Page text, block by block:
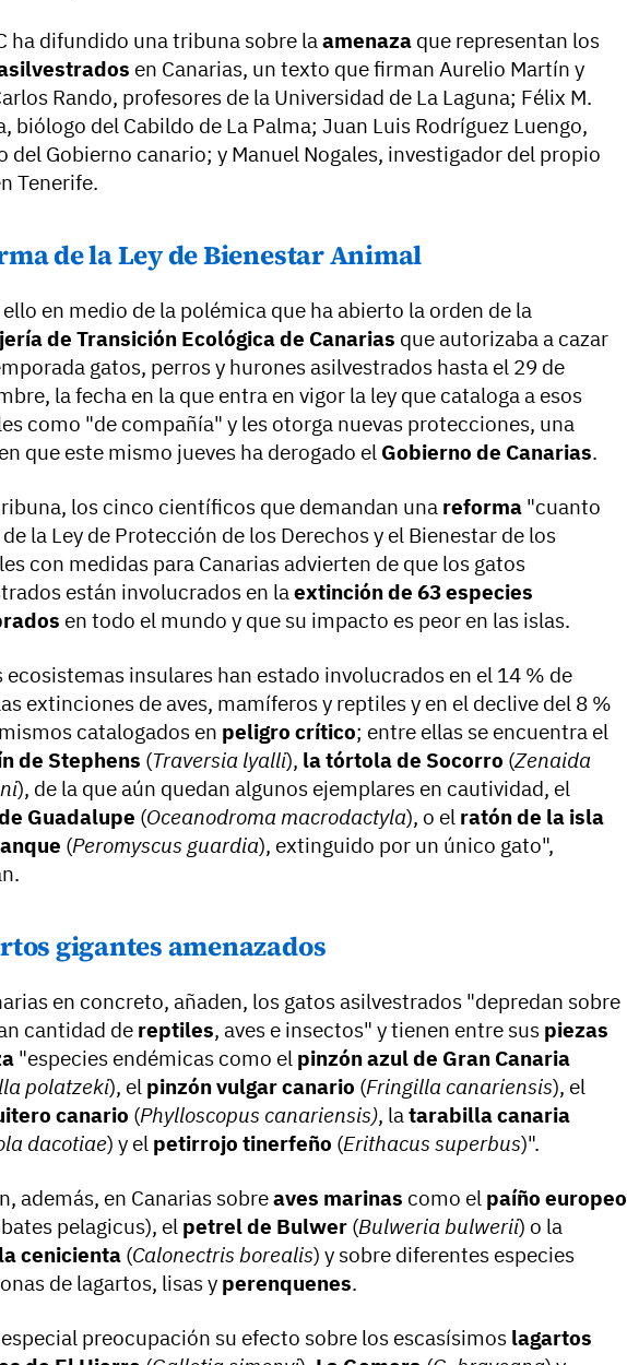
ha difundido una tribuna sobre la amenaza que representan los
en Canarias, un texto que firman Aurelio Martín y
Rando, profesores de la Universidad de La Laguna; Félix M.
biólogo del Cabildo de La Palma; Juan Luis Rodríguez Luengo,
del Gobierno canario; y Manuel Nogales, investigador del propio
Tenerife.
de la Ley de Bienestar Animal
en medio de la polémica que ha abierto la orden de la
de Transición Ecológica de Canarias que autorizaba a cazar
gatos, perros y hurones asilvestrados hasta el 29 de
la fecha en la que entra en vigor la ley que cataloga a esos
como "de compañía" y les otorga nuevas protecciones, una
que este mismo jueves ha derogado el Gobierno de Canarias.
los cinco científicos que demandan una reforma "cuanto
la Ley de Protección de los Derechos y el Bienestar de los
con medidas para Canarias advierten de que los gatos
están involucrados en la extinción de 63 especies
en todo el mundo y que su impacto es peor en las islas.
ecosistemas insulares han estado involucrados en el 14 % de
extinciones de aves, mamíferos y reptiles y en el declive del 8 %
catalogados en peligro crítico; entre ellas se encuentra el
de Stephens (Traversia lyalli), la tórtola de Socorro (Zenaida
), de la que aún quedan algunos ejemplares en cautividad, el
Guadalupe (Oceanodroma macrodactyla), o el ratón de la isla
(Peromyscus guardia), extinguido por un único gato",
gigantes amenazados
en concreto, añaden, los gatos asilvestrados "depredan sobre
cantidad de reptiles, aves e insectos" y tienen entre sus piezas
"especies endémicas como el pinzón azul de Gran Canaria
polatzeki), el pinzón vulgar canario (Fringilla canariensis), el
canario (Phylloscopus canariensis), la tarabilla canaria
dacotiae) y el petirrojo tinerfeño (Erithacus superbus)".
además, en Canarias sobreaves marinas como el paíño europeo
pelagicus), el petrel de Bulwer (Bulweria bulwerii) o la
cenicienta (Calonectris borealis) y sobre diferentes especies
de lagartos, lisas y perenquenes.
preocupación su efecto sobre los escasísimos lagartos